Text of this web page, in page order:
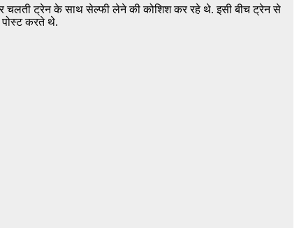
चलती ट्रेन के साथ सेल्फी लेने की कोशिश कर रहे थे. इसी बीच ट्रेन से
पोस्ट करते थे.